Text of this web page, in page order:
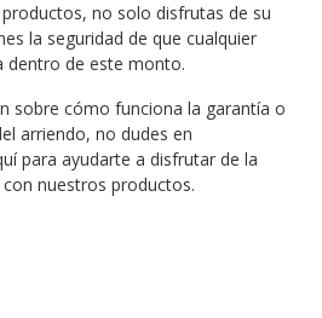
no solo disfrutas de su
la seguridad de que cualquier
dentro de este monto.
sobre cómo funciona la garantía o
arriendo, no dudes en
para ayudarte a disfrutar de la
nuestros productos.